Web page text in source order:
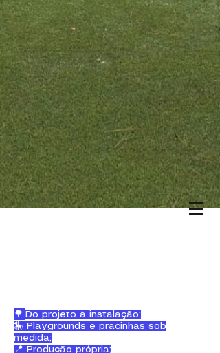
🌳 Do projeto à instalação;
🎠 Playgrounds e pracinhas sob
medida;
📍 Produção própria;